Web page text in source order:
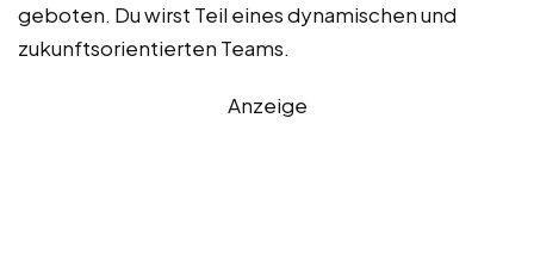
geboten. Du wirst Teil eines dynamischen und
zukunftsorientierten Teams.
Anzeige